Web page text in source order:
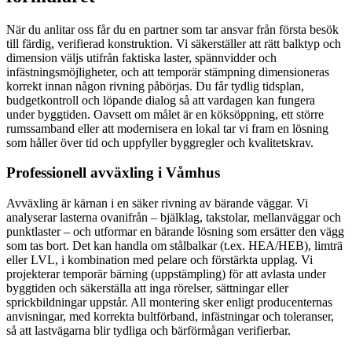
När du anlitar oss får du en partner som tar ansvar från första besök
till färdig, verifierad konstruktion. Vi säkerställer att rätt balktyp och
dimension väljs utifrån faktiska laster, spännvidder och
infästningsmöjligheter, och att temporär stämpning dimensioneras
korrekt innan någon rivning påbörjas. Du får tydlig tidsplan,
budgetkontroll och löpande dialog så att vardagen kan fungera
under byggtiden. Oavsett om målet är en köksöppning, ett större
rumssamband eller att modernisera en lokal tar vi fram en lösning
som håller över tid och uppfyller byggregler och kvalitetskrav.
Professionell avväxling i Våmhus
Avväxling är kärnan i en säker rivning av bärande väggar. Vi
analyserar lasterna ovanifrån – bjälklag, takstolar, mellanväggar och
punktlaster – och utformar en bärande lösning som ersätter den vägg
som tas bort. Det kan handla om stålbalkar (t.ex. HEA/HEB), limträ
eller LVL, i kombination med pelare och förstärkta upplag. Vi
projekterar temporär bärning (uppstämpling) för att avlasta under
byggtiden och säkerställa att inga rörelser, sättningar eller
sprickbildningar uppstår. All montering sker enligt producenternas
anvisningar, med korrekta bultförband, infästningar och toleranser,
så att lastvägarna blir tydliga och bärförmågan verifierbar.